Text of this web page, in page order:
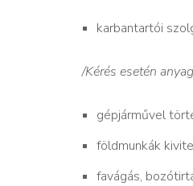
karbantartói
/Kérés esetén
gépjárművel
földmunkák
favágás,